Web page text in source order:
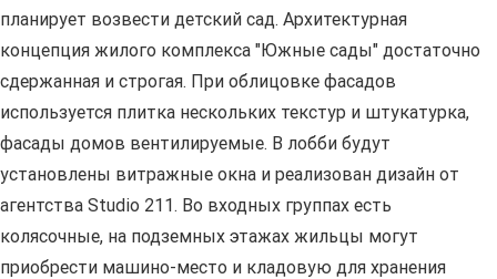
планирует возвести детский сад. Архитектурная
концепция жилого комплекса "Южные сады" достаточно
сдержанная и строгая. При облицовке фасадов
используется плитка нескольких текстур и штукатурка,
фасады домов вентилируемые. В лобби будут
установлены витражные окна и реализован дизайн от
агентства Studio 211. Во входных группах есть
колясочные, на подземных этажах жильцы могут
приобрести машино-место и кладовую для хранения